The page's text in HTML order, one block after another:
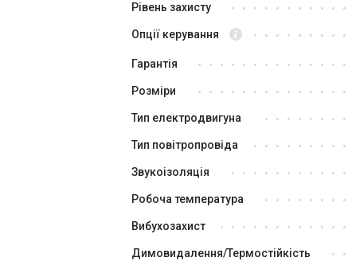
Рівень захисту
Опції керування
Гарантія
Розміри
Тип електродвигуна
Тип повітропровіда
Звукоізоляція
Робоча температура
Вибухозахист
Димовидалення/Термостійкість